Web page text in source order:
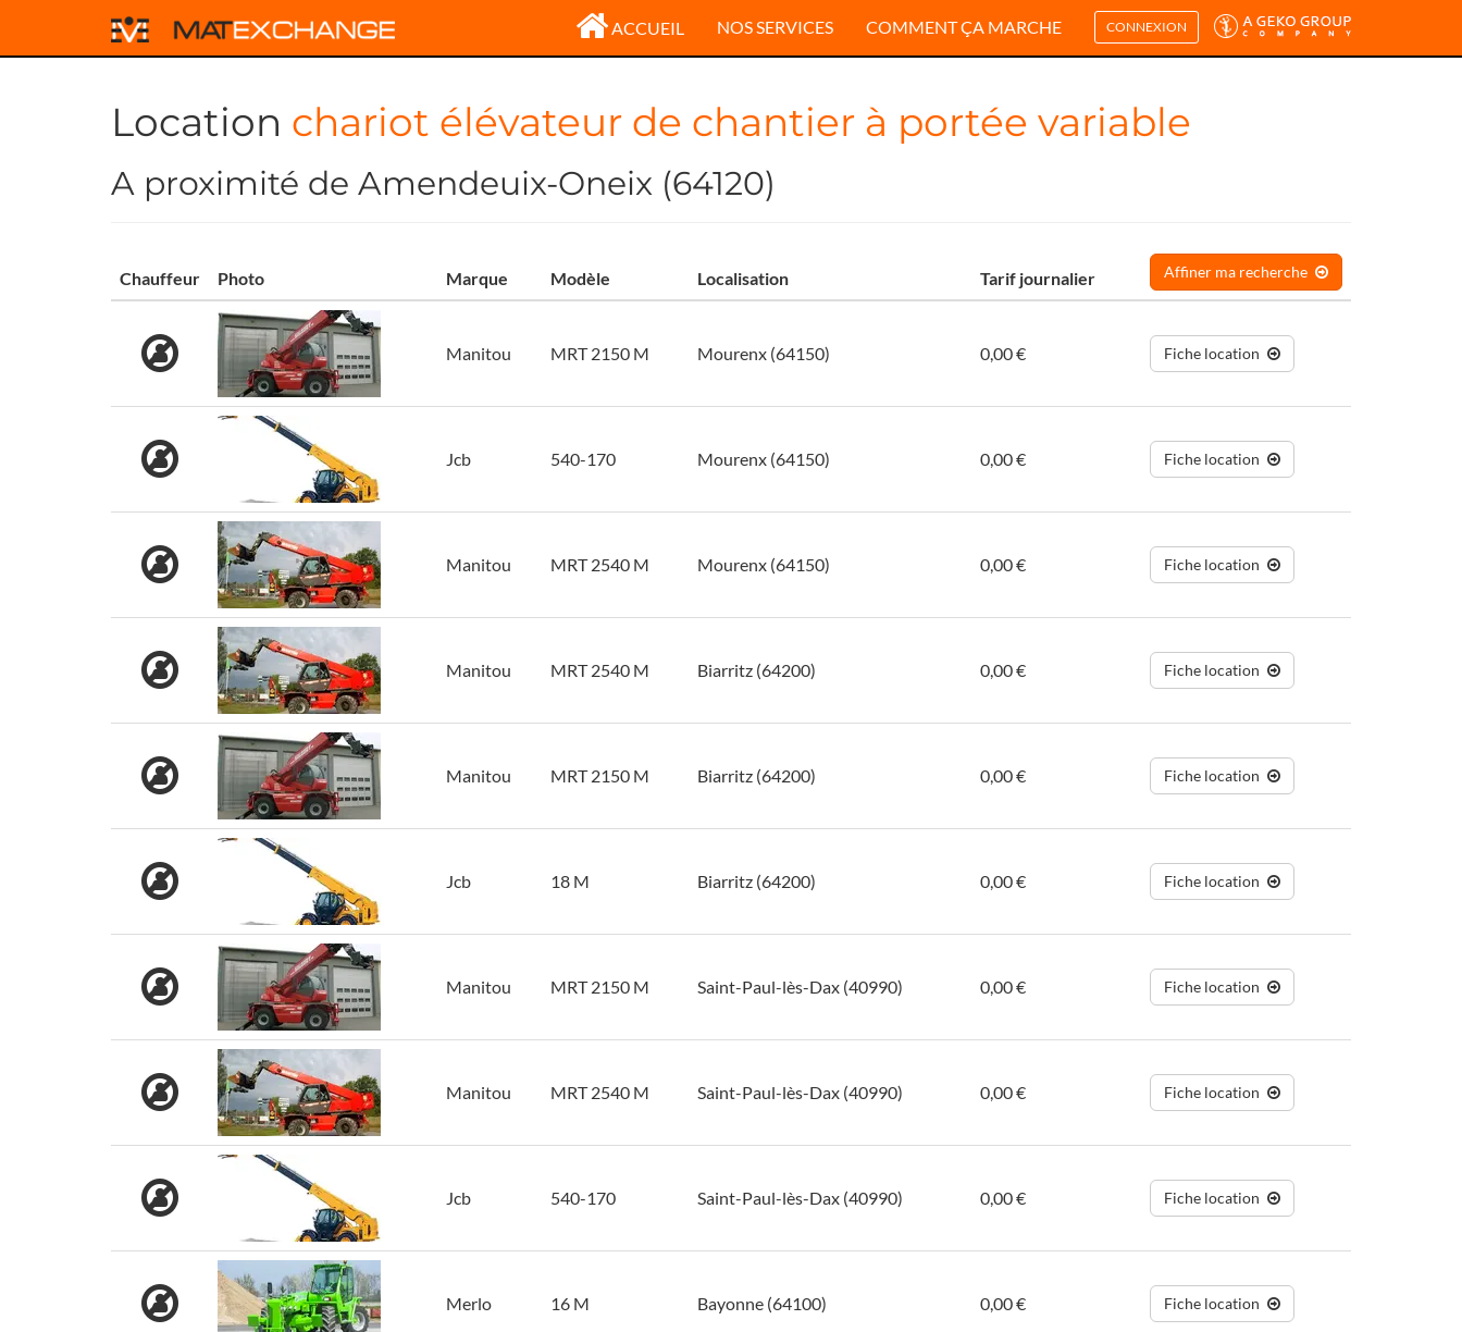
ACCUEIL NOS SERVICES COMMENT ÇA MARCHE CONNEXION
Location chariot élévateur de chantier à portée variable
A proximité de Amendeuix-Oneix (64120)
Chauffeur Photo Marque Modèle Localisation Tarif journalier Affiner ma recherche
Manitou MRT 2150 M Mourenx (64150) 0,00 € Fiche location
Jcb 540-170 Mourenx (64150) 0,00 € Fiche location
Manitou MRT 2540 M Mourenx (64150) 0,00 € Fiche location
Manitou MRT 2540 M Biarritz (64200) 0,00 € Fiche location
Manitou MRT 2150 M Biarritz (64200) 0,00 € Fiche location
Jcb 18 M Biarritz (64200) 0,00 € Fiche location
Manitou MRT 2150 M Saint-Paul-lès-Dax (40990) 0,00 € Fiche location
Manitou MRT 2540 M Saint-Paul-lès-Dax (40990) 0,00 € Fiche location
Jcb 540-170 Saint-Paul-lès-Dax (40990) 0,00 € Fiche location
Merlo 16 M Bayonne (64100) 0,00 € Fiche location